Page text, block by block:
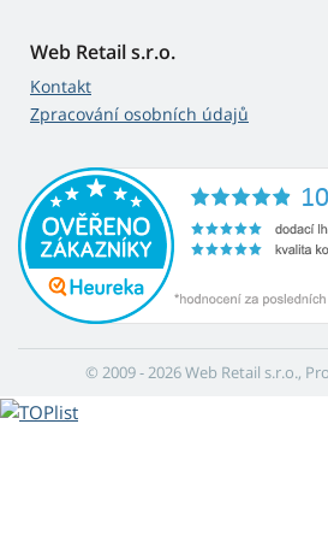
Web Retail s.r.o.
Kontakt
Zpracování osobních údajů
© 2009 - 2026 Web Retail s.r.o.,